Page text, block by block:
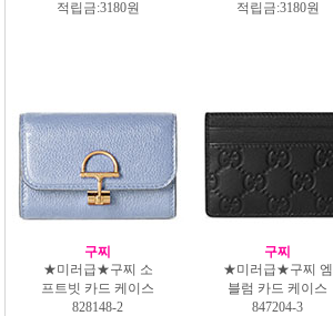
적립금:3180원
적립금:3180원
구찌
★미러급★구찌 소
프트빗 카드 케이스
828148-2
구찌
★미러급★구찌 엠
블럼 카드 케이스
847204-3